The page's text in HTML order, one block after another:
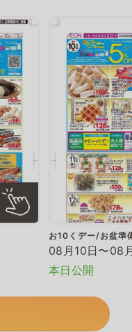
お10くデー/お盆準
08月10日〜08
本日公開